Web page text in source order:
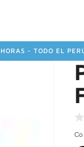
- TODO EL